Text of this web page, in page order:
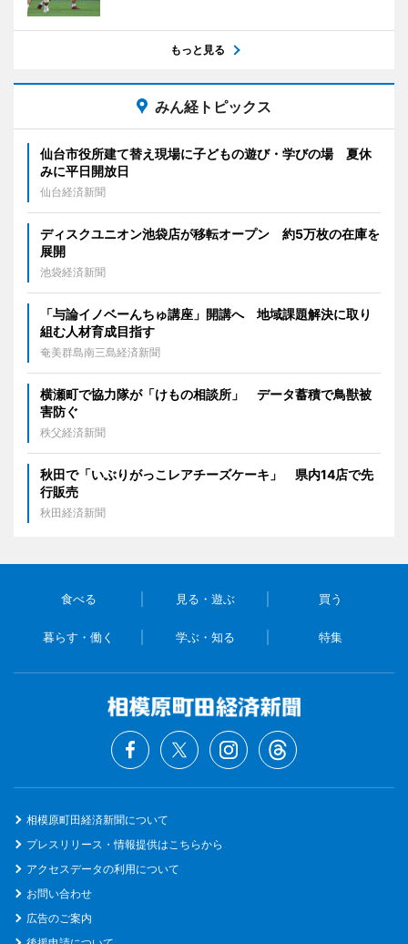
もっと見る
みん経トピックス
仙台市役所建て替え現場に子どもの遊び・学びの場 夏休
みに平日開放日
仙台経済新聞
ディスクユニオン池袋店が移転オープン 約5万枚の在庫を
展開
池袋経済新聞
「与論イノベーんちゅ講座」開講へ 地域課題解決に取り
組む人材育成目指す
奄美群島南三島経済新聞
横瀬町で協力隊が「けもの相談所」 データ蓄積で鳥獣被
害防ぐ
秩父経済新聞
秋田で「いぶりがっこレアチーズケーキ」 県内14店で先
行販売
秋田経済新聞
食べる 見る・遊ぶ 買う
暮らす・働く 学ぶ・知る 特集
相模原町田経済新聞について
プレスリリース・情報提供はこちらから
アクセスデータの利用について
お問い合わせ
広告のご案内